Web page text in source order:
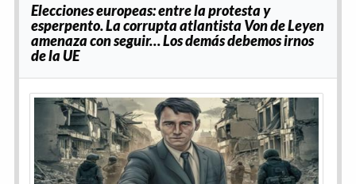
Elecciones europeas: entre la protesta y
esperpento. La corrupta atlantista Von de Leyen
amenaza con seguir… Los demás debemos irnos
de la UE